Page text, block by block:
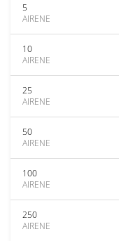
5
AIRENE
10
AIRENE
25
AIRENE
50
AIRENE
100
AIRENE
250
AIRENE